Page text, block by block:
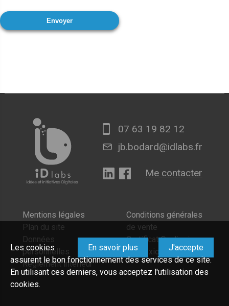
07 63 19 82 12
jb.bodard@idlabs.fr
Me contacter
Mentions légales
Plan du site
Données
personnelles
Règlement intérieur
Conditions générales
de vente
Certificat Qualiopi
Connexion
En savoir plus J'accepte
Les cookies
assurent le bon fonctionnement des services de ce site.
En utilisant ces derniers, vous acceptez l'utilisation des
cookies.